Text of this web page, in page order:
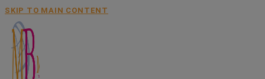
SKIP TO MAIN CONTENT